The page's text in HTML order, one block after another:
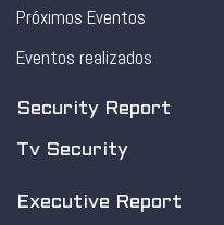
Próximos Eventos
Eventos realizados
Security Report
Tv Security
Executive Report